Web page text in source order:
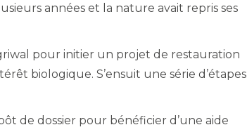
années et la nature avait repris ses
pour initier un projet de restauration
biologique. S’ensuit une série d’étapes
de dossier pour bénéficier d’une aide